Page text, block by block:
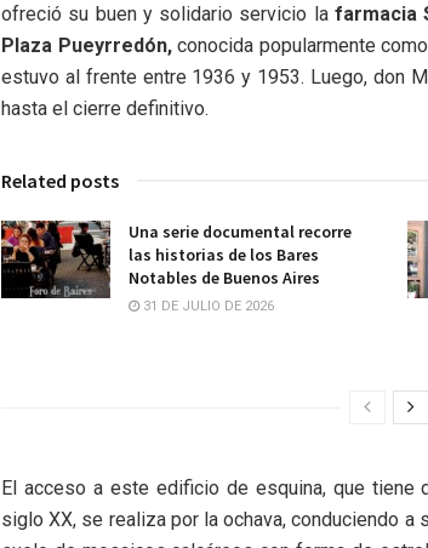
ofreció su buen y solidario servicio la farmacia
Plaza Pueyrredón,conocida popularmente como
estuvo al frente entre 1936 y 1953. Luego, don
hasta el cierre definitivo.
Related posts
Una serie documental recorre
las historias de los Bares
Notables de Buenos Aires
31 DE JULIO DE 2026
El acceso a este edificio de esquina, que
siglo XX, se realiza por la ochava, conduciendo a